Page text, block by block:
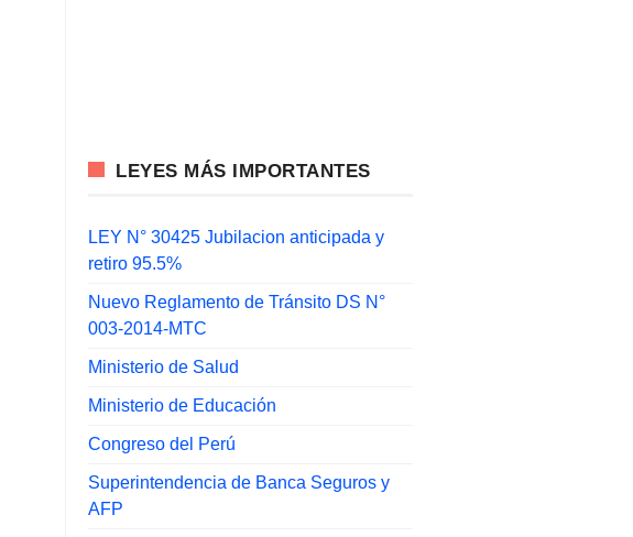
LEYES MÁS IMPORTANTES
LEY N° 30425 Jubilacion anticipada y
retiro 95.5%
Nuevo Reglamento de Tránsito DS N°
003-2014-MTC
Ministerio de Salud
Ministerio de Educación
Congreso del Perú
Superintendencia de Banca Seguros y
AFP